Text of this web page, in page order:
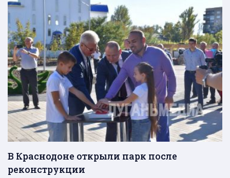
В Краснодоне открыли парк после
реконструкции